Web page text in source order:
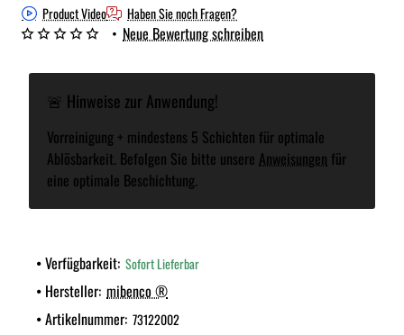
Product Video Haben Sie noch Fragen?
🚨 Hinweise zur Anwendung!
Vorreinigung + mindestens 5 Schichten für optimale
Ablösbarkeit. Befolgen Sie bitte unsere Anweisungen für
eine optimale Beschichtung.
Verfügbarkeit: Sofort Lieferbar
Hersteller: mibenco ®
Artikelnummer: 73122002
• Neue Bewertung schreiben